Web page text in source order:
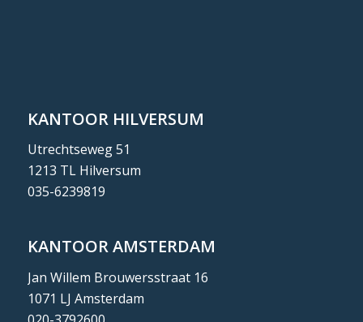
KANTOOR HILVERSUM
Utrechtseweg 51
1213 TL Hilversum
035-6239819
KANTOOR AMSTERDAM
Jan Willem Brouwersstraat 16
1071 LJ Amsterdam